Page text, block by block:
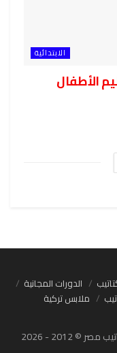
الابتدائية
الأطفال
الدورات المجانية
ملابس تركية
- 2026